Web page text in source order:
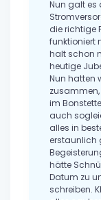
Nun galt es
die richtige
funktioniert
halt schon
heutige
Nun hatten
im
auch
alles in
erstaunlich
hätte
Datum zu
schreiben.